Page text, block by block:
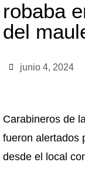
robaba
del
junio 4, 2024
Carabineros de
fueron alertados
desde el local